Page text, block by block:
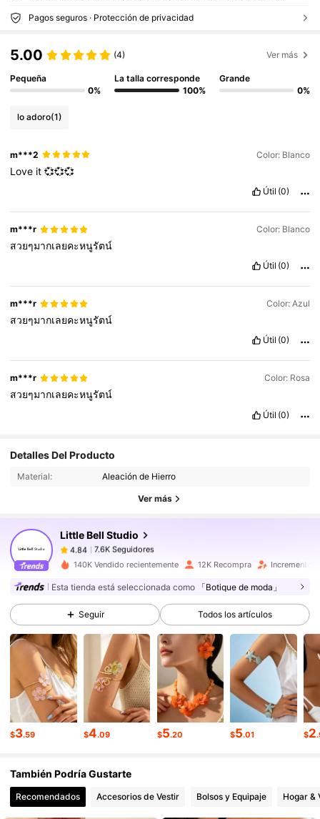
Pagos seguros · Protección de privacidad
5.00 (4) Ver más
Pequeña
0%
La talla corresponde
100%
Grande
0%
lo adoro(1)
m***2 Color: Blanco
Love it💞💞💞
Útil (0)
m***r Color: Blanco
สวยๆมากเลยคะหนูรัตน์
Útil (0)
m***r Color: Azul
สวยๆมากเลยคะหนูรัตน์
Útil (0)
m***r Color: Rosa
สวยๆมากเลยคะหนูรัตน์
Útil (0)
Detalles Del Producto
Material: Aleación de Hierro
Ver más
Little Bell Studio
7.6K Seguidores
7.6K Seguidores
Z***o
seguido
4.84
7.6K Seguidores
4.84 7.6K Seguidores
4.84 7.6K Seguidores
4.84 7.6K Seguidores
4.84 7.6K Seguidores
4.84 7.6K Seguidores
140K Vendido recientemente 12K Recompra Incremento
Esta tienda está seleccionada como 「Botique de moda」
Seguir Todos los artículos
$3.59 $4.09 $5.20 $5.01 $2
También Podría Gustarte
Recomendados Accesorios de Vestir Bolsos y Equipaje Hogar &